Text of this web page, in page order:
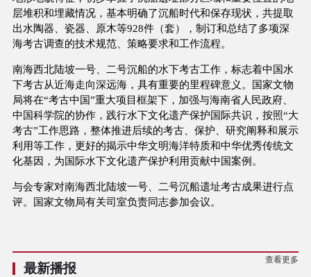
层堆积和埋藏情况，基本明确了沉船时代和保存现状，共提取
出水陶器、瓷器、原木等928件（套），制订和总结了多项深
海考古调查的技术规范、策略要求和工作流程。
南海西北陆坡一号、二号沉船的水下考古工作，标志着中国水
下考古从近海走向深远海，具有重要的里程碑意义。国家文物
局将在“考古中国”重大项目框架下，加强与海南省人民政府、
中国科学院的协作，践行水下文化遗产保护国际共识，按照“大
考古”工作思路，整体推进后续的考古、保护、研究阐释和展示
利用等工作，更好的揭示中华文明海洋特质和中华优秀传统文
化基因，为国际水下文化遗产保护利用贡献中国案例。
与会专家对南海西北陆坡一号、二号沉船遗址考古成果进行点
评。国家文物局有关司室负责同志参加会议。
最新播报
查看更多